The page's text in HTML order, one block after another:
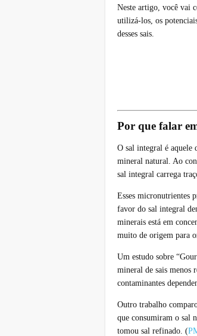
Neste artigo, você vai
utilizá-los, os
desses sais.
Por que falar
O sal integral é aquele
mineral natural. Ao
sal integral carrega
Esses micronutrientes
favor do sal integral
minerais está em
muito de origem para
Um estudo sobre
mineral de sais menos
contaminantes
Outro trabalho
que consumiram o sal
tomou sal refinado. (